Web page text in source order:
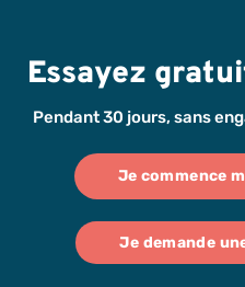
Essayez
Pendant 30 jours, sans
Je commence
Je demande